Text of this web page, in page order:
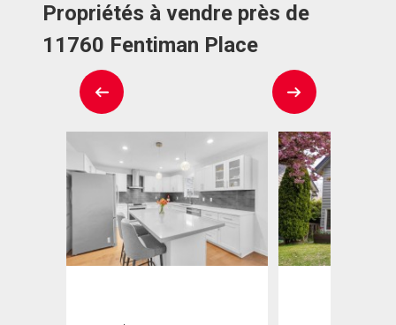
Propriétés à vendre près de
11760 Fentiman Place